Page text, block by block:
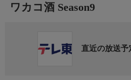
ワカコ酒 Season9
直近の放送